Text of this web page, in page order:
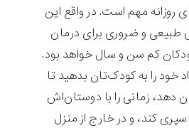
روزانه مهم است. در واقع این
طبیعی و ضروری برای درمان
کم سن و سال خواهد بود.
خود را به کودک‌تان بدهید تا
دهد، زمانی را با دوستان‌اش
کند، و در خارج از منزل